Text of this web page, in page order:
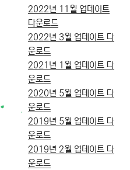
2022년 11월 업데이트
다운로드
2022년 3월 업데이트 다
운로드
2021년 1월 업데이트 다
운로드
2020년 5월 업데이트 다
운로드
2019년 5월 업데이트 다
운로드
2019년 2월 업데이트 다
운로드